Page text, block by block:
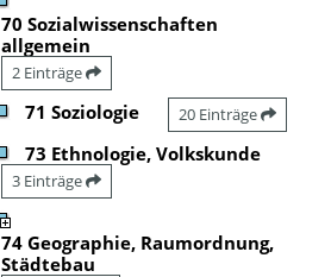
70 Sozialwissenschaften
allgemein
2 Einträge
71 Soziologie 20 Einträge
73 Ethnologie, Volkskunde
3 Einträge
74 Geographie, Raumordnung,
Städtebau